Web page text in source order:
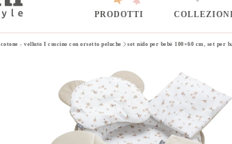
PRODOTTI COLLEZIONI
cotone - velluto I cuscino con orsetto peluche set nido per bebè 100×60 cm, set per